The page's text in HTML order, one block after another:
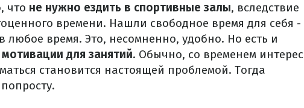
что не нужно ездить в спортивные залы, вследствие
времени. Нашли свободное время для себя -
любое время. Это, несомненно, удобно. Но есть и
для занятий. Обычно, со временем интерес
становится настоящей проблемой. Тогда